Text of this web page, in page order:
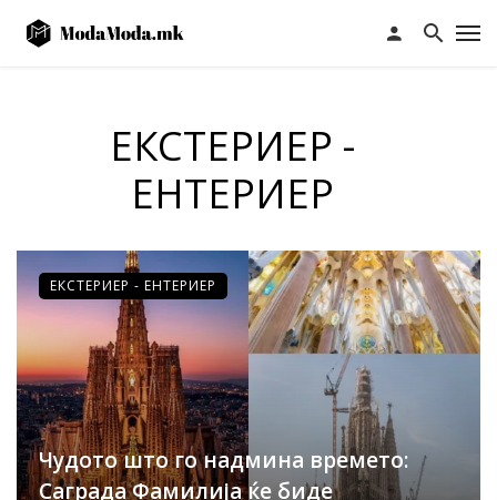
ЕКСТЕРИЕР -
ЕНТЕРИЕР
Чудото што го надмина времето:
Саграда Фамилија ќе биде
ЕКСТЕРИЕР - ЕНТЕРИЕР